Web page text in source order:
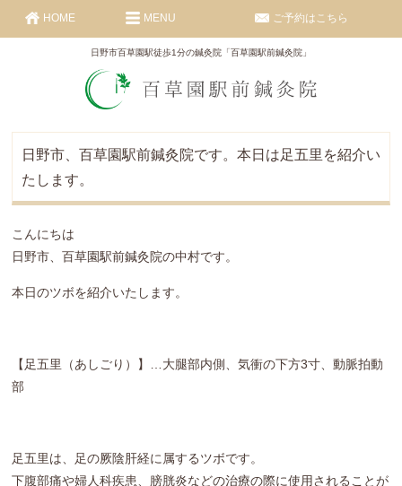
日野市百草園駅徒歩1分の鍼灸院「百草園駅前鍼灸院」
HOME ご予約はこちら
MENU
日野市、百草園駅前鍼灸院です。本日は足五里を紹介い
たします。
こんにちは
日野市、百草園駅前鍼灸院の中村です。
本日のツボを紹介いたします。
【足五里（あしごり）】…大腿部内側、気衝の下方3寸、動脈拍動
部
足五里は、足の厥陰肝経に属するツボです。
下腹部痛や婦人科疾患、膀胱炎などの治療の際に使用されることが